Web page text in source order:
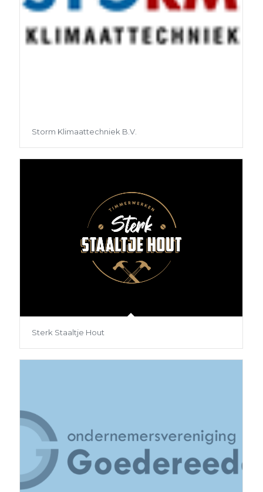
Storm Klimaattechniek B.V.
Sterk Staaltje Hout